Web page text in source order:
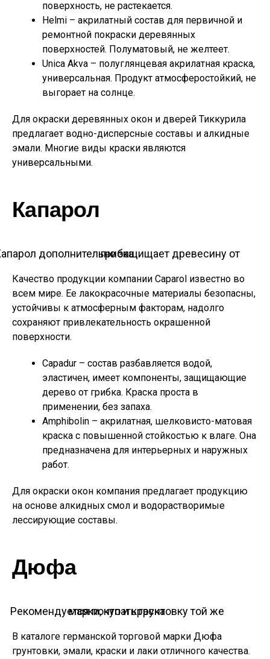
поверхность, не растекается.
Helmi – акрилатный состав для первичной и
ремонтной покраски деревянных
поверхностей. Полуматовый, не желтеет.
Unica Akva – полуглянцевая акрилатная краска,
универсальная. Продукт атмосферостойкий, не
выгорает на солнце.
Для окраски деревянных окон и дверей Тиккурила
предлагает водно-дисперсные составы и алкидные
эмали. Многие виды краски являются
универсальными.
Капарол
Капарол дополнительно защищает древесину от грибка
Качество продукции компании Caparol известно во
всем мире. Ее лакокрасочные материалы безопасны,
устойчивы к атмосферным факторам, надолго
сохраняют привлекательность окрашенной
поверхности.
Capadur – состав разбавляется водой,
эластичен, имеет компоненты, защищающие
дерево от грибка. Краска проста в
применении, без запаха.
Amphibolin – акрилатная, шелковисто-матовая
краска с повышенной стойкостью к влаге. Она
предназначена для интерьерных и наружных
работ.
Для окраски окон компания предлагает продукцию
на основе алкидных смол и водорастворимые
лессирующие составы.
Дюфа
Рекомендуется покупать грунтовку той же марки, что и краска
В каталоге германской торговой марки Дюфа
грунтовки, эмали, краски и лаки отличного качества.